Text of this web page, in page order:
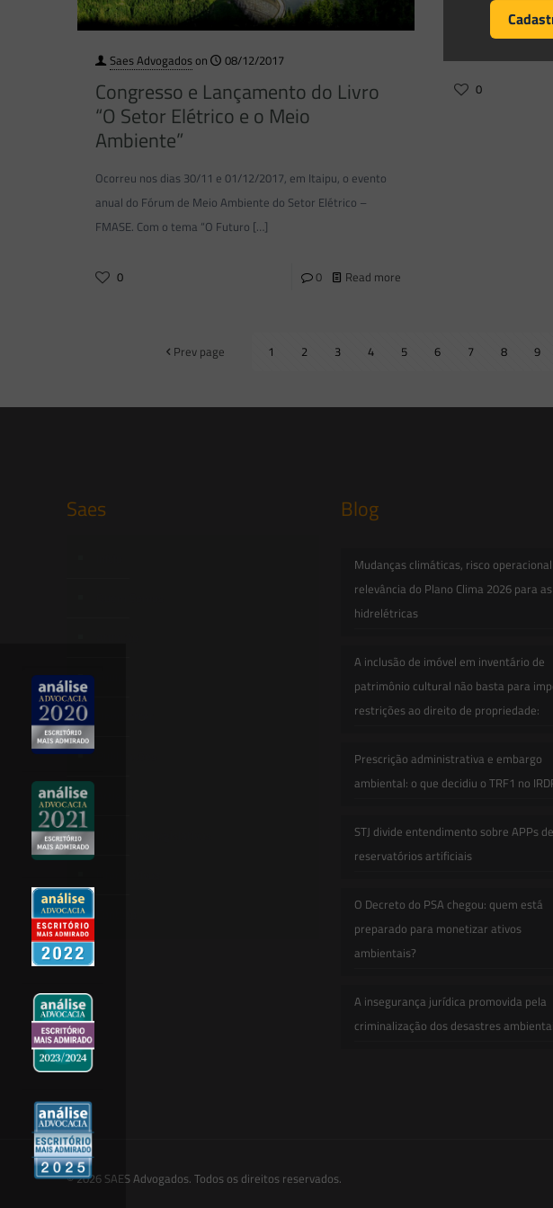
Saes Advogadoson 08/12/2017
Congresso e Lançamento do Livro
“O Setor Elétrico e o Meio
Ambiente”
Ocorreu nos dias 30/11 e 01/12/2017, em Itaipu, o evento
anual do Fórum de Meio Ambiente do Setor Elétrico –
FMASE. Com o tema “O Futuro […]
0 0 Read more
Estabelece, nos
realização do
0
Prev page 1 2 3 4 5 6 7 8 9
Saes Blog
Mudanças climáticas, risco
relevância do Plano Clima 2026 para as
hidrelétricas
A inclusão de imóvel em inventário de
patrimônio cultural não basta para
restrições ao direito de propriedade:
Prescrição administrativa e embargo
ambiental: o que decidiu o TRF1 no
STJ divide entendimento sobre APPs de
reservatórios artificiais
O Decreto do PSA chegou: quem está
preparado para monetizar ativos
ambientais?
A insegurança jurídica promovida pela
criminalização dos desastres
© 2026 SAES Advogados. Todos os direitos reservados.